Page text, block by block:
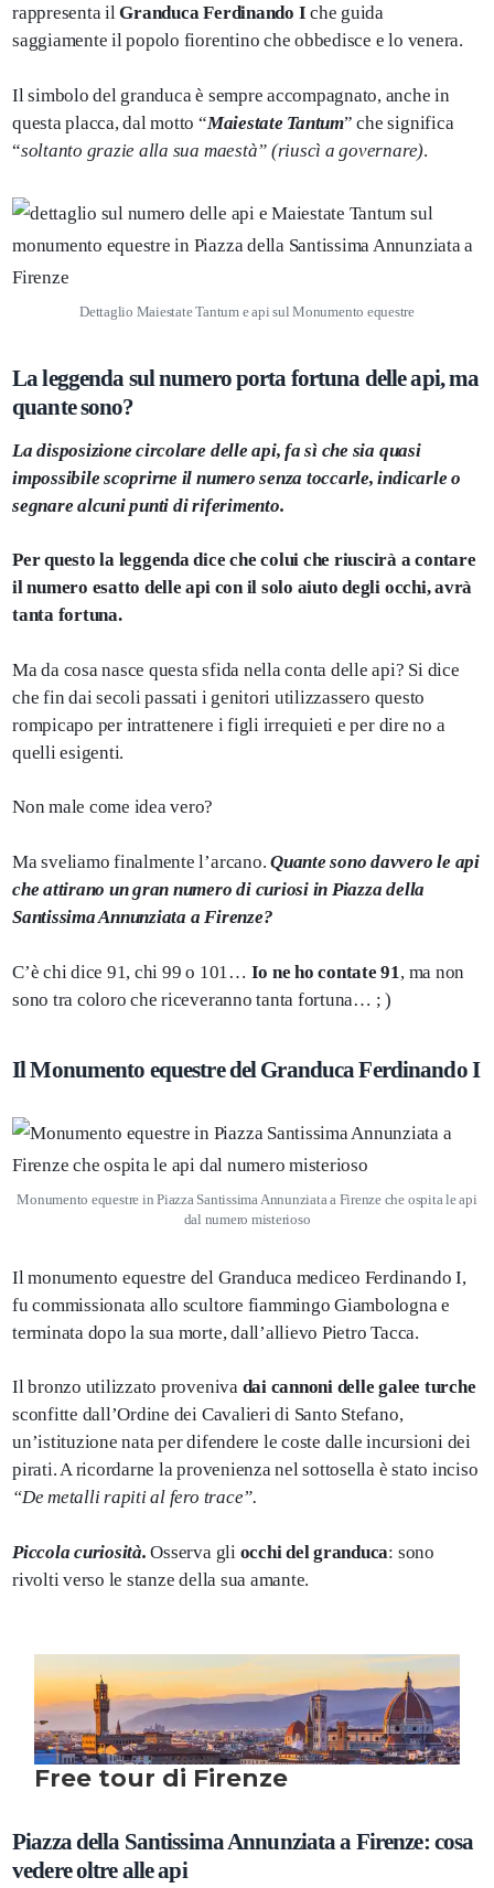
rappresenta ilGranduca Ferdinando Iche guida
saggiamente il popolo fiorentino che obbedisce e lo venera.
Il simbolo del granduca è sempre accompagnato, anche in
questa placca, dal motto “Maiestate Tantum” che significa
“soltanto grazie alla sua maestà” (riuscì a governare).
Dettaglio Maiestate Tantum e api sul Monumento equestre
La leggenda sul numero porta fortuna delle api, ma
quante sono?
La disposizione circolare delle api, fa sì che sia quasi
impossibile scoprirne il numero senza toccarle, indicarle o
segnare alcuni punti di riferimento.
Per questo la leggenda dice che colui che riuscirà a contare
il numero esatto delle api con il solo aiuto degli occhi, avrà
tanta fortuna.
Ma da cosa nasce questa sfida nella conta delle api? Si dice
che fin dai secoli passati i genitori utilizzassero questo
rompicapo per intrattenere i figli irrequieti e per dire no a
quelli esigenti.
Non male come idea vero?
Ma sveliamo finalmente l’arcano. Quante sono davvero le api
che attirano un gran numero di curiosi in Piazza della
Santissima Annunziata a Firenze?
C’è chi dice 91, chi 99 o 101… Io ne ho contate 91 , ma non
sono tra coloro che riceveranno tanta fortuna… ; )
Il Monumento equestre del Granduca Ferdinando I
Monumento equestre in Piazza Santissima Annunziata a Firenze che ospita le api
dal numero misterioso
Il monumento equestre del Granduca mediceo Ferdinando I,
fu commissionata allo scultore fiammingo Giambologna e
terminata dopo la sua morte, dall’allievo Pietro Tacca.
Il bronzo utilizzato proveniva dai cannoni delle galee turche
sconfitte dall’Ordine dei Cavalieri di Santo Stefano,
un’istituzione nata per difendere le coste dalle incursioni dei
pirati. A ricordarne la provenienza nel sottosella è stato inciso
“De metalli rapiti al fero trace”.
Piccola curiosità. Osserva gli occhi del granduca: sono
rivolti verso le stanze della sua amante.
Piazza della Santissima Annunziata a Firenze: cosa
vedere oltre alle api